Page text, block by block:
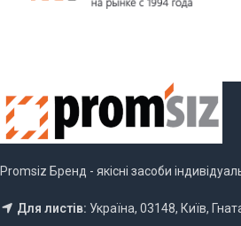
Promsiz Бренд - якісні засоби
Для листів: Україна, 03148, Київ,